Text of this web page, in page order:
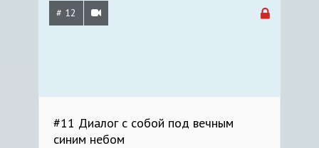
# 12
#11 Диалог с собой под вечным
синим небом